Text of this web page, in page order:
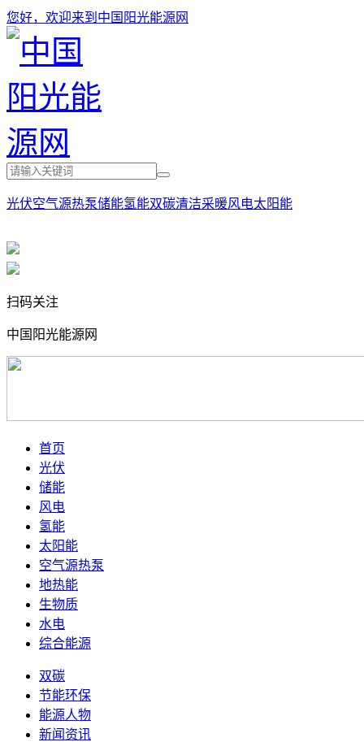
您好，欢迎来到中国阳光能源网
光伏空气源热泵储能氢能双碳清洁采暖风电太阳能
扫码关注
中国阳光能源网
首页
光伏
储能
风电
氢能
太阳能
空气源热泵
地热能
生物质
水电
综合能源
双碳
节能环保
能源人物
新闻资讯